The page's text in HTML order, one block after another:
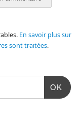
En savoir plus sur
sont traitées.
OK